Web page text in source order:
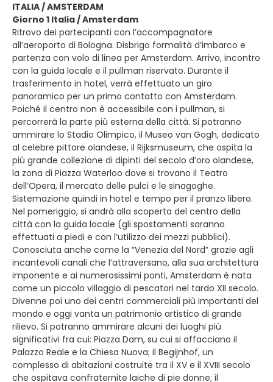
ITALIA / AMSTERDAM
Giorno 1 Italia / Amsterdam
Ritrovo dei partecipanti con l’accompagnatore
all’aeroporto di Bologna. Disbrigo formalità d’imbarco e
partenza con volo di linea per Amsterdam. Arrivo, incontro
con la guida locale e il pullman riservato. Durante il
trasferimento in hotel, verrà effettuato un giro
panoramico per un primo contatto con Amsterdam.
Poiché il centro non è accessibile con i pullman, si
percorrerà la parte più esterna della città. Si potranno
ammirare lo Stadio Olimpico, il Museo van Gogh, dedicato
al celebre pittore olandese, il Rijksmuseum, che ospita la
più grande collezione di dipinti del secolo d’oro olandese,
la zona di Piazza Waterloo dove si trovano il Teatro
dell’Opera, il mercato delle pulci e le sinagoghe.
Sistemazione quindi in hotel e tempo per il pranzo libero.
Nel pomeriggio, si andrà alla scoperta del centro della
città con la guida locale (gli spostamenti saranno
effettuati a piedi e con l’utilizzo dei mezzi pubblici).
Conosciuta anche come la “Venezia del Nord” grazie agli
incantevoli canali che l’attraversano, alla sua architettura
imponente e ai numerosissimi ponti, Amsterdam è nata
come un piccolo villaggio di pescatori nel tardo XII secolo.
Divenne poi uno dei centri commerciali più importanti del
mondo e oggi vanta un patrimonio artistico di grande
rilievo. Si potranno ammirare alcuni dei luoghi più
significativi fra cui: Piazza Dam, su cui si affacciano il
Palazzo Reale e la Chiesa Nuova; il Begijnhof, un
complesso di abitazioni costruite tra il XV e il XVIII secolo
che ospitava confraternite laiche di pie donne; il